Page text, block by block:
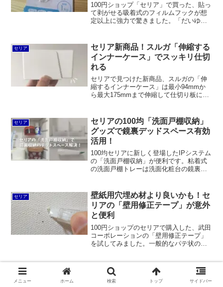
100円ショップ「セリア」で買った、貼っ
て剥がせる吸着式のフィルムフックが想
定以上に強力で驚きました。「だいゆ
クトでも耐荷重は十分1kgあると感じま
す。
セリア
セリア新商品！スルガ「伸縮する
インナーケース」でスッキリ仕切
れる
セリアで見つけた新商品、スルガの「伸
縮するインナーケース」は最小94mmか
ら最大175mmまで伸縮して仕切り板にも
ーズには「取っ手付き仕分けケース」の
ワイド、2段、スリムの3種類がありま
す。
セリア
セリアの100均「洗面戸棚収納」
グッズで鏡裏デッドスペース有効
活用！
100均セリアに新しく登場したIPシステム
の「洗面戸棚収納」が便利です。粘着式
の洗面戸棚トレーは洗面化粧台の鏡裏収
ンジなどを置く場所を作ることができま
す。持ち手付き洗面収納BOXは使い捨て
コンタクトレンズや化粧品の収納に最
適。
セリア
壁紙用穴埋め材より良いかも！セ
リアの「壁用修正テープ」が意外
と便利
100円ショップのセリアで購入した、武田
コーポレーションの「壁用修正テープ」
を試してみました。一般的なパテ状のも
が強いアイボリー系。耐久性は高くない
ものの、固まらないのが素敵です。
セリア
所詮は百均でした…エルオー「シ
ンクにつける柄付きスポンジホル
メニュー ホーム 検索 トップ サイドバー